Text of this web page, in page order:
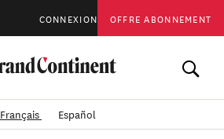
CONNEXION OFFRE ABONNEMENT
Français Español